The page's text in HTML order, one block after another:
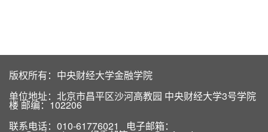
版权所有：中央财经大学金融学院
单位地址：北京市昌平区沙河高教园 中央财经大学3号学院
楼 邮编：102206
联系电话：010-61776021 电子邮箱：